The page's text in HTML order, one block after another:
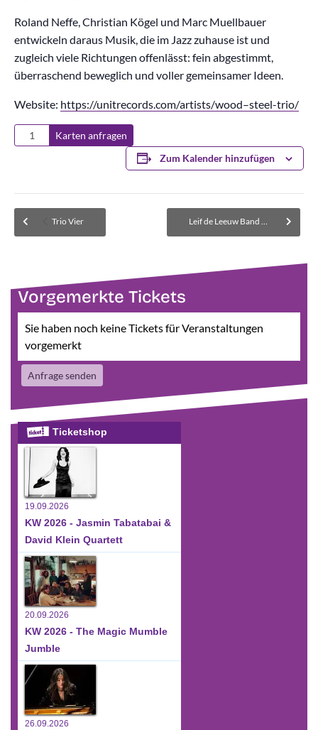
Roland Neffe, Christian Kögel und Marc Muellbauer
entwickeln daraus Musik, die im Jazz zuhause ist und
zugleich viele Richtungen offenlässt: fein abgestimmt,
überraschend beweglich und voller gemeinsamer Ideen.
Website: https://unitrecords.com/artists/wood–steel-trio/
Karten anfragen
Zum Kalender hinzufügen
Trio Vier Leif de Leeuw Band – (Sitzen) – Verlegung in den Bürgersaal – AUSVERKAUFT
Vorgemerkte Tickets
Sie haben noch keine Tickets für Veranstaltungen
vorgemerkt
Anfrage senden
Ticketshop
19.09.2026
KW 2026 - Jasmin Tabatabai &
David Klein Quartett
20.09.2026
KW 2026 - The Magic Mumble
Jumble
26.09.2026